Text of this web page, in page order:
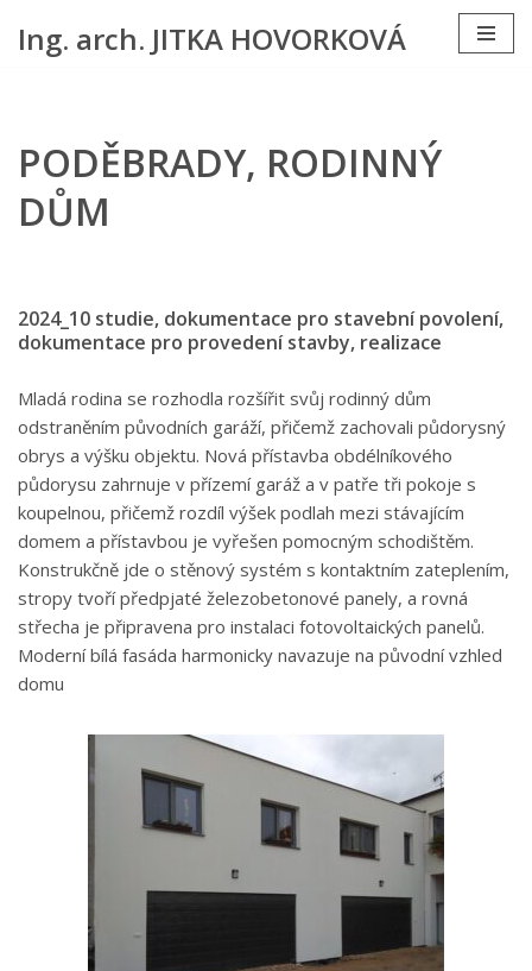
Přeskočit
Ing. arch. JITKA HOVORKOVÁ
PODĚBRADY, RODINNÝ
DŮM
2024_10 studie, dokumentace pro stavební povolení,
dokumentace pro provedení stavby, realizace
Mladá rodina se rozhodla rozšířit svůj rodinný dům
odstraněním původních garáží, přičemž zachovali půdorysný
obrys a výšku objektu. Nová přístavba obdélníkového
půdorysu zahrnuje v přízemí garáž a v patře tři pokoje s
koupelnou, přičemž rozdíl výšek podlah mezi stávajícím
domem a přístavbou je vyřešen pomocným schodištěm.
Konstrukčně jde o stěnový systém s kontaktním zateplením,
stropy tvoří předpjaté železobetonové panely, a rovná
střecha je připravena pro instalaci fotovoltaických panelů.
Moderní bílá fasáda harmonicky navazuje na původní vzhled
domu